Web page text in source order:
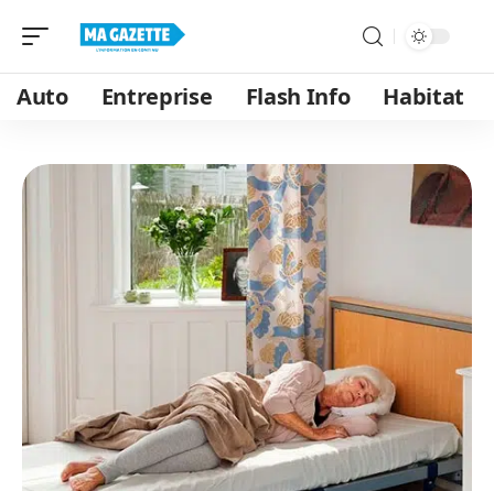
Auto Entreprise Flash Info Habitat